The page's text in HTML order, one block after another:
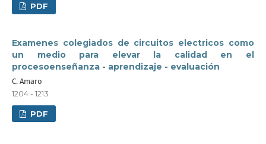
PDF
Examenes colegiados de circuitos electricos como
un medio para elevar la calidad en el
procesoenseñanza - aprendizaje - evaluación
C. Amaro
1204 - 1213
PDF